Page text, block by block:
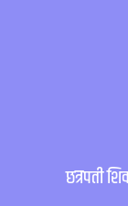
छत्रपती